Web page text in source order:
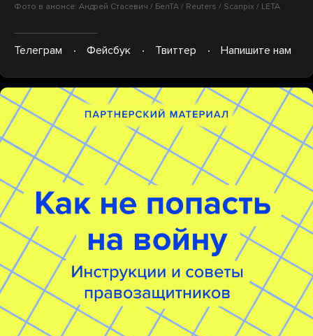
Фото в анонсе: Андрей Стасевич / БелТА / Reuters / Scanpix / LETA
Телеграм Фейсбук Твиттер Напишите нам